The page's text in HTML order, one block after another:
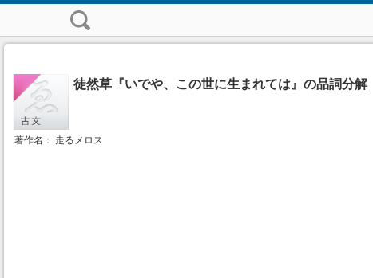
徒然草『いでや、この世に生まれては』の品詞分解
著作名： 走るメロス